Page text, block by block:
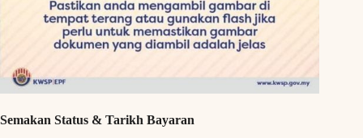
Semakan Status & Tarikh Bayaran